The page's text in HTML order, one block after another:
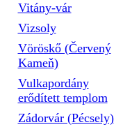
Vitány-vár
Vizsoly
Vöröskő (Červený
Kameň)
Vulkapordány
erődített templom
Zádorvár (Pécsely)